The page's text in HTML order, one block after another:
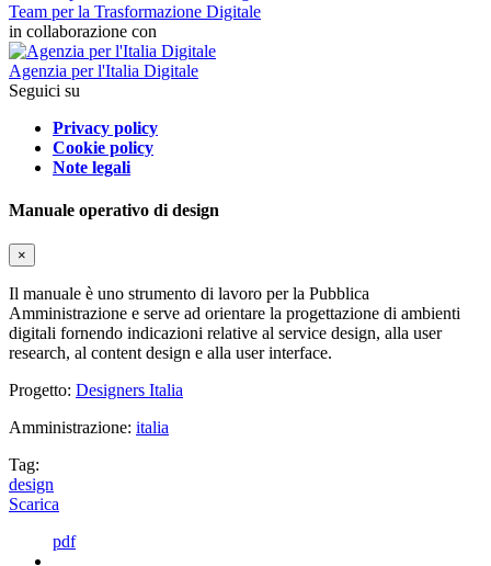
Team per la Trasformazione Digitale
in collaborazione con
Agenzia per l'Italia Digitale
Seguici su
Privacy policy
Cookie policy
Note legali
Manuale operativo di design
×
Il manuale è uno strumento di lavoro per la Pubblica
Amministrazione e serve ad orientare la progettazione di ambienti
digitali fornendo indicazioni relative al service design, alla user
research, al content design e alla user interface.
Progetto: Designers Italia
Amministrazione: italia
Tag:
design
Scarica
pdf